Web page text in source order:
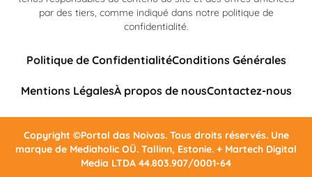
par des tiers, comme indiqué dans notre politique de
confidentialité.
Politique de ConfidentialitéConditions Générales
Mentions LégalesÀ propos de nousContactez-nous
Copyright ©Portal das Noivas. Tous droits réservés. Une
marque de Mediaholic OÜ. Tallinn, Estonie. + Martech Digital
Media LTDA 44.803.907/0001-64